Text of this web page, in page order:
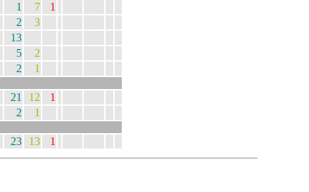
1 7
1
2
3
13
5
2
2 1
21 12
1
2 1
23 13 1